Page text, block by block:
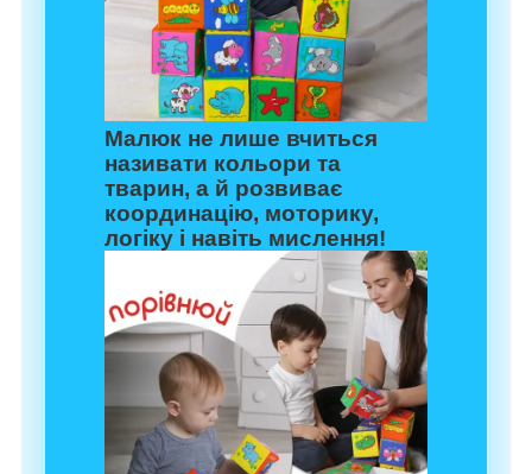
Малюк не лише вчиться
називати кольори та
тварин, а й розвиває
координацію, моторику,
логіку і навіть мислення!